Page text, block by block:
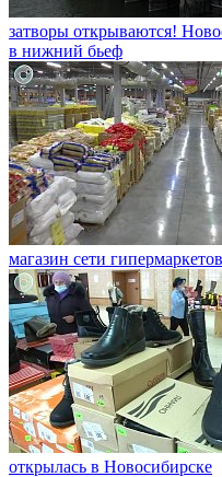
затворы открываются!
в нижний бьеф
магазин сети
открылась в Новосибирске